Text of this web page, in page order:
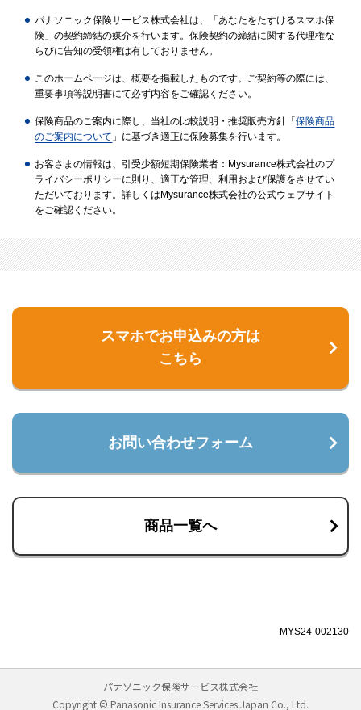
パナソニック保険サービス株式会社は、「あなたをたすけるスマホ保
険」の契約締結の媒介を行います。保険契約の締結に関する代理権な
らびに告知の受領権は有しておりません。
このホームページは、概要を掲載したものです。ご契約等の際には、
重要事項等説明書にて必ず内容をご確認ください。
保険商品のご案内に際し、当社の比較説明・推奨販売方針「保険商品
のご案内について 」に基づき適正に保険募集を行います。
お客さまの情報は、引受少額短期保険業者：Mysurance株式会社のプ
ライバシーポリシーに則り、適正な管理、利用および保護をさせてい
ただいております。詳しくはMysurance株式会社の公式ウェブサイト
をご確認ください。
スマホでお申込みの方は
こちら
お問い合わせフォーム
商品一覧へ
MYS24-002130
パナソニック保険サービス株式会社
Copyright © Panasonic Insurance Services Japan Co., Ltd.